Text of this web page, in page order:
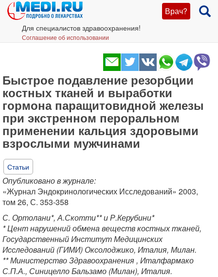
Врач?
Для специалистов здравоохранения!
Соглашение об использовании
Быстрое подавление резорбции
костных тканей и выработки
гормона паращитовидной железы
при экстренном пероральном
применении кальция здоровыми
взрослыми мужчинами
Статьи
Опубликовано в журнале:
«Журнал Эндокринологических Исследований» 2003,
том 26, С. 353-358
С. Ортолани*, А.Скотти** и Р.Керубини*
* Цент нарушений обмена веществ костных тканей,
Государственный Институт Медицинских
Исследований (ГИМИ) Оксолоджико, Италия, Милан.
** Министерство Здравоохранения , Италфармако
С.П.А., Синицелло Бальзамо (Милан), Италия.